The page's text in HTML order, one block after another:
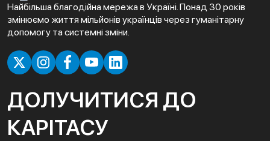
Найбільша благодійна мережа в Україні. Понад 30 років
змінюємо життя мільйонів українців через гуманітарну
допомогу та системні зміни.
ДОЛУЧИТИСЯ ДО
КАРІТАСУ